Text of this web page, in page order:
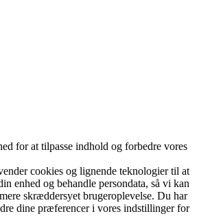
for at tilpasse indhold og forbedre vores
cookies og lignende teknologier til at
enhed og behandle persondata, så vi kan
skræddersyet brugeroplevelse. Du har
dine præferencer i vores indstillinger for